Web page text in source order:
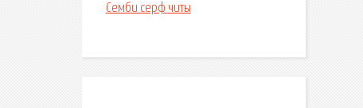
Семби серф читы